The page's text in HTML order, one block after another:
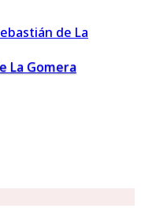
La Gomera